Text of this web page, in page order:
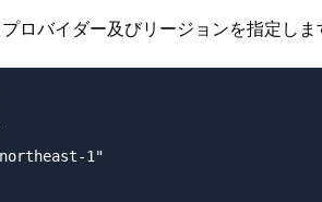
ロバイダー及びリージョンを指定しま
1"